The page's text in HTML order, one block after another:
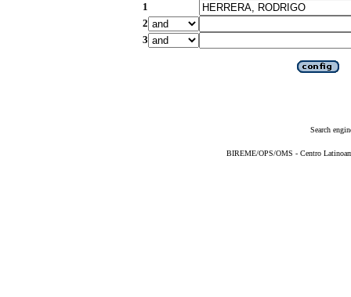
1
2
3
Search
BIREME/OPS/OMS - Centro